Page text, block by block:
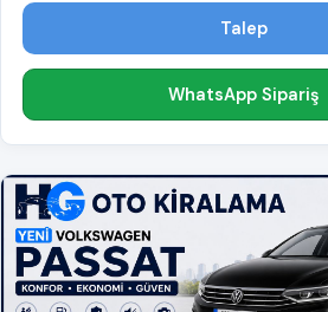
Talep
WhatsApp Sipariş